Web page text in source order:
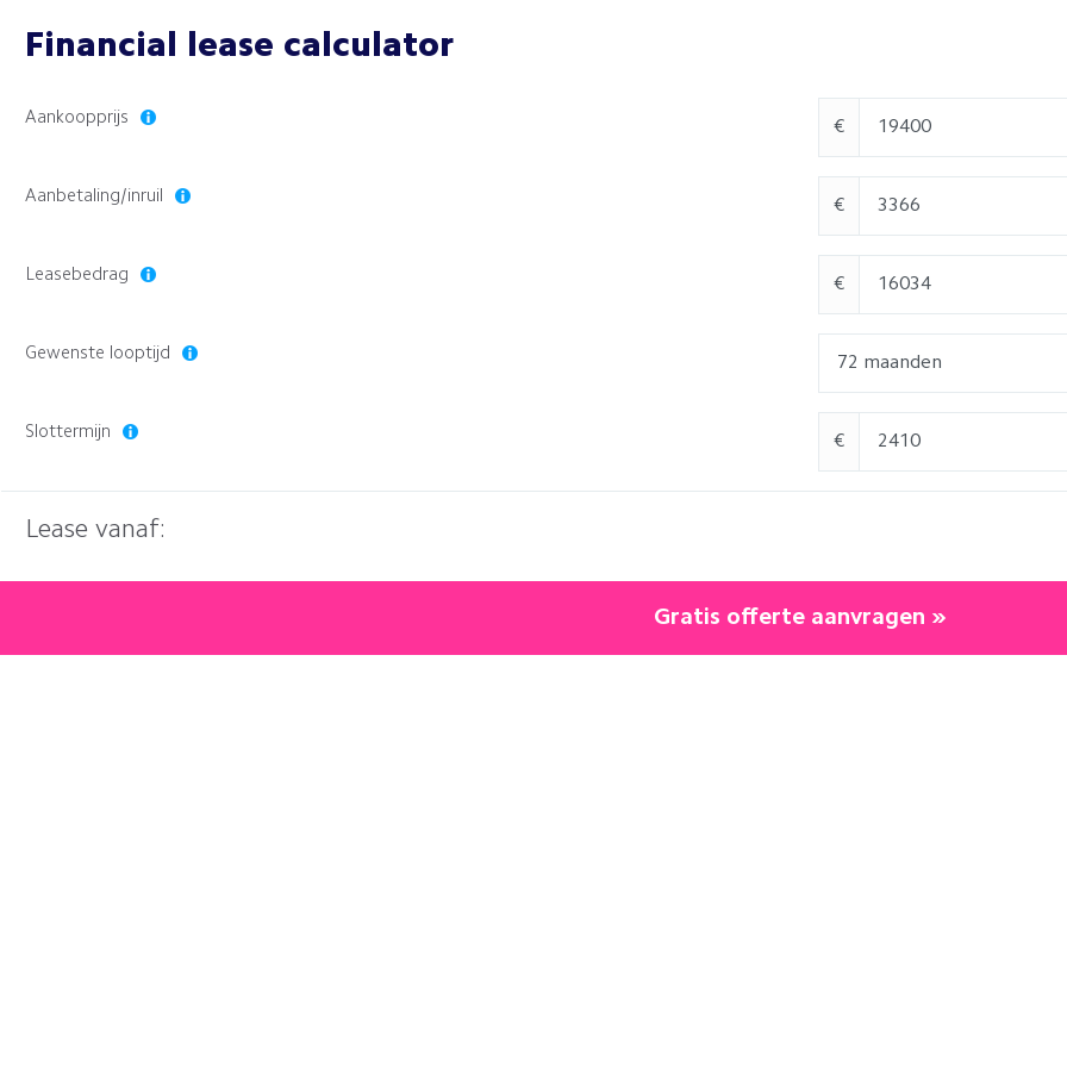
Financial lease calculator
Aankoopprijs €
Aanbetaling/inruil €
Leasebedrag €
Gewenste looptijd
Slottermijn €
Lease vanaf:
Gratis offerte aanvragen »